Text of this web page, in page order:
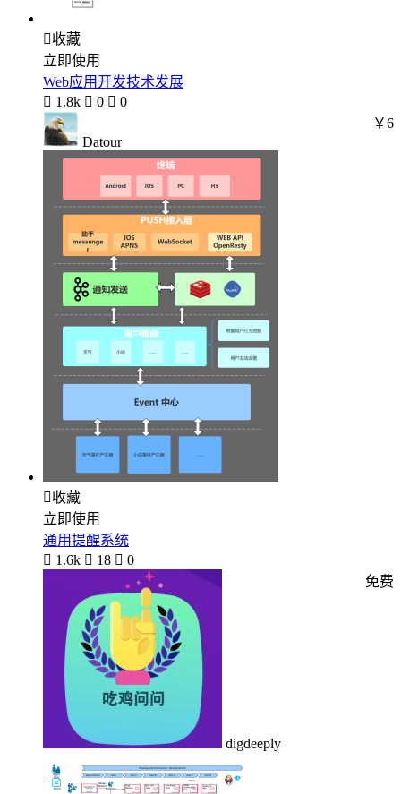
收藏
立即使用
Web应用开发技术发展
 1.8k  0  0
Datour
￥6
收藏
立即使用
通用提醒系统
 1.6k  18  0
digdeeply
免费